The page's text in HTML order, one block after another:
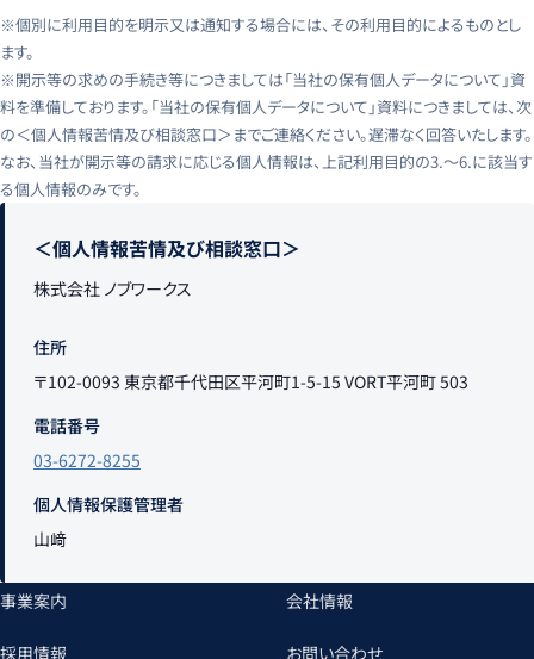
※個別に利用目的を明示又は通知する場合には、その利用目的によるものとし
ます。
※開示等の求めの手続き等につきましては「当社の保有個人データについて」資
料を準備しております。「当社の保有個人データについて」資料につきましては、次
の＜個人情報苦情及び相談窓口＞までご連絡ください。遅滞なく回答いたします。
なお、当社が開示等の請求に応じる個人情報は、上記利用目的の3.〜6.に該当す
る個人情報のみです。
＜個人情報苦情及び相談窓口＞
株式会社 ノブワークス
住所
〒102-0093 東京都千代田区平河町1-5-15 VORT平河町 503
電話番号
03-6272-8255
個人情報保護管理者
山﨑
事業案内 会社情報
採用情報 お問い合わせ